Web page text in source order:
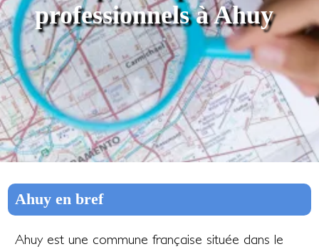
professionnels à Ahuy
Ahuy en bref
Ahuy est une commune française située dans le